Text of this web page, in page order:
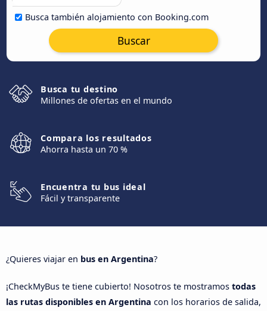
Busca también alojamiento con Booking.com
Buscar
Busca tu destino
Millones de ofertas en el mundo
Compara los resultados
Ahorra hasta un 70 %
Encuentra tu bus ideal
Fácil y transparente
¿Quieres viajar en bus en Argentina?
¡CheckMyBus te tiene cubierto! Nosotros te mostramos todas
las rutas disponibles en Argentina con los horarios de salida,